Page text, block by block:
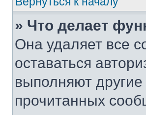
» Что делает
Она удаляет все
оставаться
выполняют
прочитанных